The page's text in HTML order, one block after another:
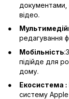
відео.
редагування
Мобільність
підійде для
дому.
Екосистема :
систему